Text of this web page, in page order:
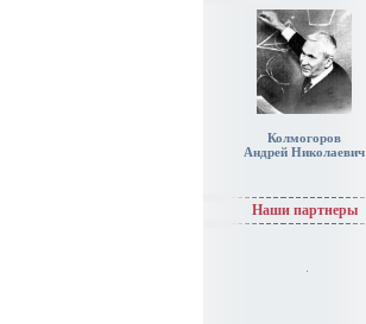
Колмогоров
Андрей Николаевич
Наши партнеры